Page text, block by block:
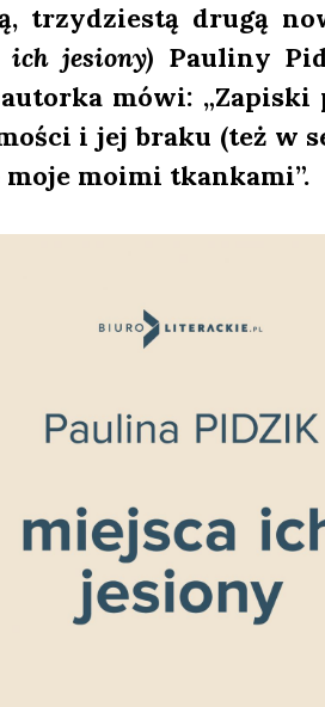
trzy­dzie­stą dru­gą
ich jesio­ny) Pau­li­ny
autor­ka mówi:
i jej bra­ku (też w
moje moimi tkan­ka­mi”.